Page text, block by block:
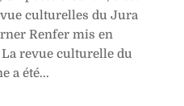
culturelles du Jura
Renfer mis en
revue culturelle du
a été...